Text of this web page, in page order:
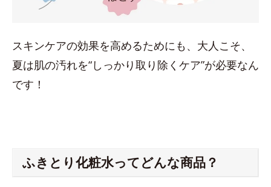
スキンケアの効果を高めるためにも、大人こそ、
夏は肌の汚れを“しっかり取り除くケア”が必要なん
です！
ふきとり化粧水ってどんな商品？